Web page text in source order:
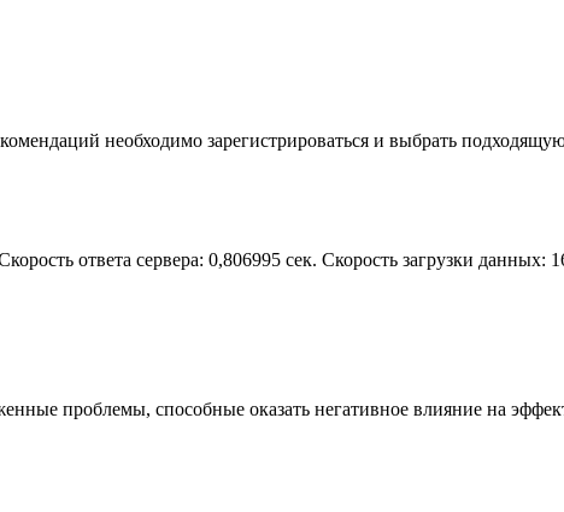
необходимо зарегистрироваться и выбрать
ответа сервера: 0,806995 сек. Скорость загрузки данных:
проблемы, способные оказать негативное влияние на